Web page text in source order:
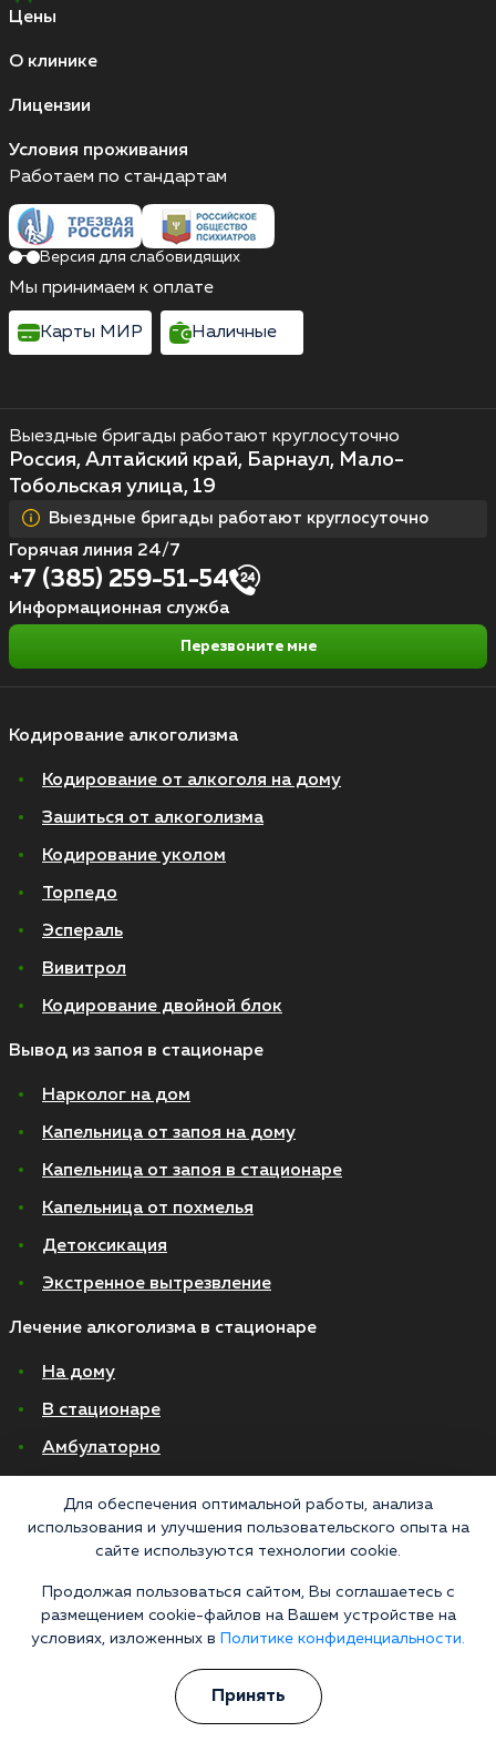
Цены
О клинике
Лицензии
Условия проживания
Кодирование алкоголизма
Кодирование от алкоголя на дому
Зашиться от алкоголизма
Кодирование уколом
Торпедо
Эспераль
Вивитрол
Кодирование двойной блок
Вывод из запоя в стационаре
Нарколог на дом
Капельница от запоя на дому
Капельница от запоя в стационаре
Капельница от похмелья
Детоксикация
Экстренное вытрезвление
Лечение алкоголизма в стационаре
На дому
В стационаре
Амбулаторно
Женский алкоголизм
Пивной алкоголизм
Выездные бригады работают круглосуточно
Россия, Алтайский край, Барнаул, Мало-
Тобольская улица, 19
Выездные бригады работают круглосуточно
Горячая линия 24/7
+7 (385) 259-51-54
Информационная служба
Перезвоните мне
Работаем по стандартам
Версия для слабовидящих
Мы принимаем к оплате
Карты МИР Наличные
© 2026 Все права защищены
Политика конфиденциальности
Медицинские услуги оказываются ООО "М-Трезвость", по лицензии
Для обеспечения оптимальной работы, анализа
использования и улучшения пользовательского опыта на
сайте используются технологии cookie.
Продолжая пользоваться сайтом, Вы соглашаетесь с
размещением cookie-файлов на Вашем устройстве на
условиях, изложенных в
Политике конфиденциальности.
Принять